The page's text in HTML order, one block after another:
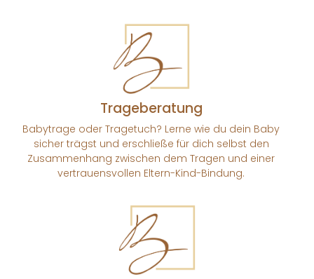
Trageberatung
Babytrage oder Tragetuch? Lerne wie du dein Baby
sicher trägst und erschließe für dich selbst den
Zusammenhang zwischen dem Tragen und einer
vertrauensvollen Eltern-Kind-Bindung.